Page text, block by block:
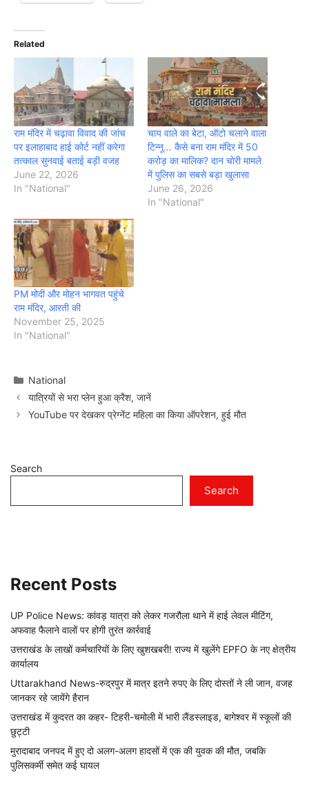
Related
राम मंदिर में चढ़ावा विवाद की जांच
पर इलाहाबाद हाई कोर्ट नहीं करेगा
तत्काल सुनवाई बताई बड़ी वजह
June 22, 2026
In "National"
चाय वाले का बेटा, ऑटो चलाने वाला
टिन्नू… कैसे बना राम मंदिर में 50
करोड़ का मालिक? दान चोरी मामले
में पुलिस का सबसे बड़ा खुलासा
June 26, 2026
In "National"
PM मोदी और मोहन भागवत पहुंचे
राम मंदिर, आरती की
November 25, 2025
In "National"
Categories
National
यात्रियों से भरा प्लेन हुआ क्रैश, जानें
YouTube पर देखकर प्रेग्नेंट महिला का किया ऑपरेशन, हुई मौत
Search
Search
Recent Posts
UP Police News: कांवड़ यात्रा को लेकर गजरौला थाने में हाई लेवल मीटिंग,
अफवाह फैलाने वालों पर होगी तुरंत कार्रवाई
उत्तराखंड के लाखों कर्मचारियों के लिए खुशखबरी! राज्य में खुलेंगे EPFO के नए क्षेत्रीय
कार्यालय
Uttarakhand News-रुद्रपुर में मात्र इतने रुपए के लिए दोस्तों ने ली जान, वजह
जानकर रहे जायेंगे हैरान
उत्तराखंड में कुदरत का कहर- टिहरी-चमोली में भारी लैंडस्लाइड, बागेश्वर में स्कूलों की
छुट्टी
मुरादाबाद जनपद में हुए दो अलग-अलग हादसों में एक की युवक की मौत, जबकि
पुलिसकर्मी समेत कई घायल